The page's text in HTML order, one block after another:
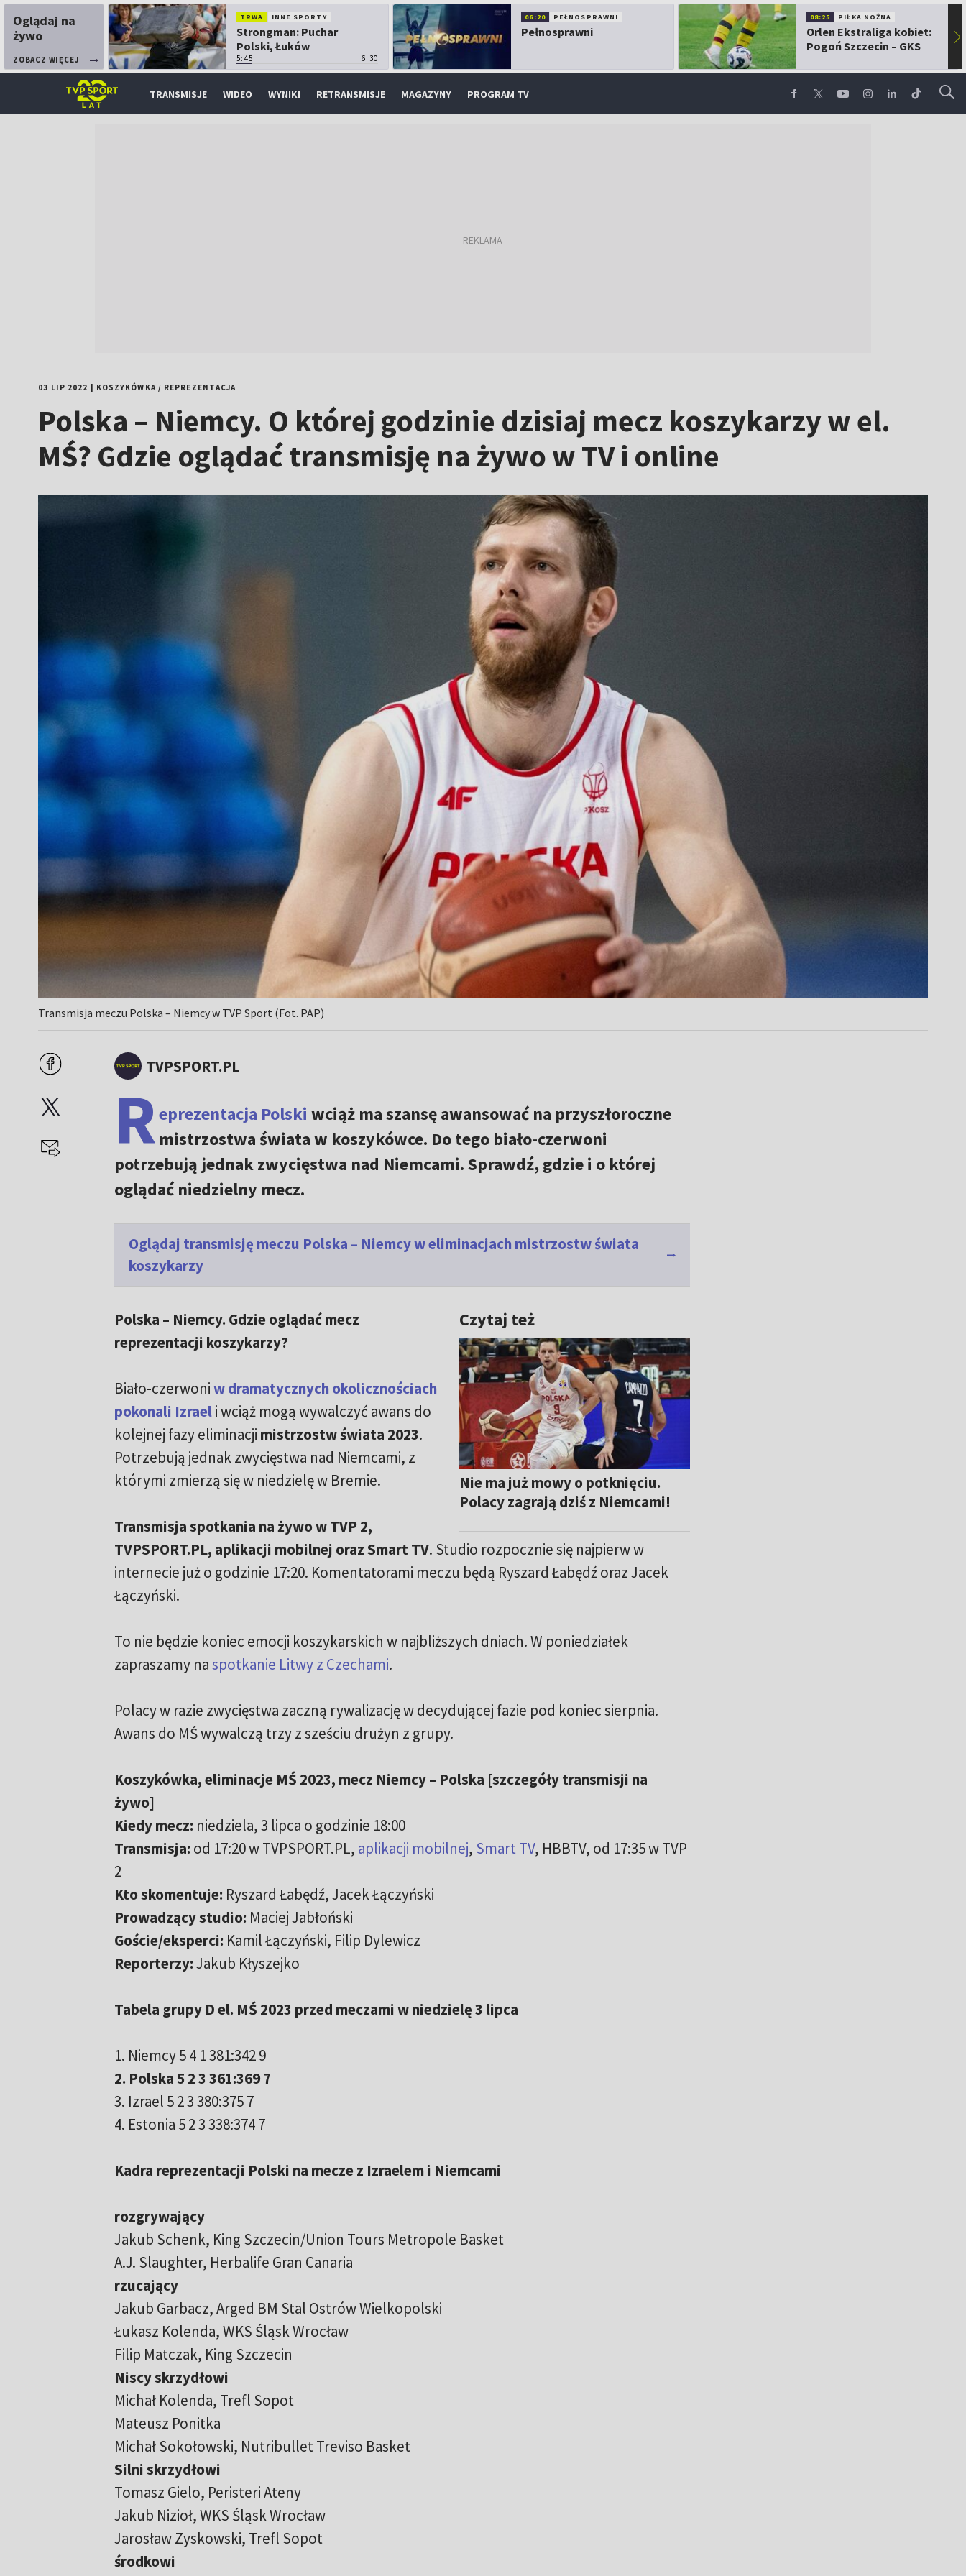
Oglądaj na
żywo
ZOBACZ WIĘCEJ
TRWA INNE SPORTY
Strongman: Puchar
Polski, Łuków
5:45 6:30
06:20 PEŁNOSPRAWNI
Pełnosprawni
08:25 PIŁKA NOŻNA
Orlen Ekstraliga kobiet:
Pogoń Szczecin – GKS
▶
TRANSMISJE WIDEO WYNIKI RETRANSMISJE MAGAZYNY PROGRAM TV
03 LIP 2022 KOSZYKÓWKA/ REPREZENTACJA
Polska – Niemcy. O której godzinie dzisiaj mecz koszykarzy w el.
MŚ? Gdzie oglądać transmisję na żywo w TV i online
Transmisja meczu Polska – Niemcy w TVP Sport (Fot. PAP)
TVPSPORT.PL
Reprezentacja Polski wciąż ma szansę awansować na przyszłoroczne
mistrzostwa świata w koszykówce. Do tego biało-czerwoni
potrzebują jednak zwycięstwa nad Niemcami. Sprawdź, gdzie i o której
oglądać niedzielny mecz.
Oglądaj transmisję meczu Polska – Niemcy w eliminacjach mistrzostw świata
koszykarzy
Czytaj też
Nie ma już mowy o potknięciu.
Polacy zagrają dziś z Niemcami!
Polska – Niemcy. Gdzie oglądać mecz
reprezentacji koszykarzy?
Biało-czerwoniw dramatycznych okolicznościach
pokonali Izraeli wciąż mogą wywalczyć awans do
kolejnej fazy eliminacji mistrzostw świata 2023.
Potrzebują jednak zwycięstwa nad Niemcami, z
którymi zmierzą się w niedzielę w Bremie.
Transmisja spotkania na żywo w TVP 2,
TVPSPORT.PL, aplikacji mobilnej oraz Smart TV. Studio rozpocznie się najpierw w
internecie już o godzinie 17:20. Komentatorami meczu będą Ryszard Łabędź oraz Jacek
Łączyński.
To nie będzie koniec emocji koszykarskich w najbliższych dniach. W poniedziałek
zapraszamy naspotkanie Litwy z Czechami.
Polacy w razie zwycięstwa zaczną rywalizację w decydującej fazie pod koniec sierpnia.
Awans do MŚ wywalczą trzy z sześciu drużyn z grupy.
Koszykówka, eliminacje MŚ 2023, mecz Niemcy – Polska [szczegóły transmisji na
żywo]
Kiedy mecz: niedziela, 3 lipca o godzinie 18:00
Transmisja: od 17:20 w TVPSPORT.PL, aplikacji mobilnej, Smart TV, HBBTV, od 17:35 w TVP
2
Kto skomentuje: Ryszard Łabędź, Jacek Łączyński
Prowadzący studio: Maciej Jabłoński
Goście/eksperci: Kamil Łączyński, Filip Dylewicz
Reporterzy:Jakub Kłyszejko
Tabela grupy D el. MŚ 2023 przed meczami w niedzielę 3 lipca
1. Niemcy 5 4 1 381:342 9
2. Polska 5 2 3 361:369 7
3. Izrael 5 2 3 380:375 7
4. Estonia 5 2 3 338:374 7
Kadra reprezentacji Polski na mecze z Izraelem i Niemcami
rozgrywający
Jakub Schenk, King Szczecin/Union Tours Metropole Basket
A.J. Slaughter, Herbalife Gran Canaria
rzucający
Jakub Garbacz, Arged BM Stal Ostrów Wielkopolski
Łukasz Kolenda, WKS Śląsk Wrocław
Filip Matczak, King Szczecin
Niscy skrzydłowi
Michał Kolenda, Trefl Sopot
Mateusz Ponitka
Michał Sokołowski, Nutribullet Treviso Basket
Silni skrzydłowi
Tomasz Gielo, Peristeri Ateny
Jakub Nizioł, WKS Śląsk Wrocław
Jarosław Zyskowski, Trefl Sopot
środkowi